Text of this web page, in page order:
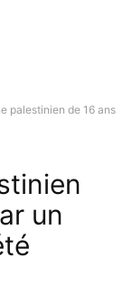
palestinien de 16 ans
un